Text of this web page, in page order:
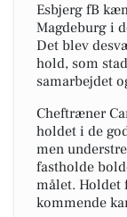
Esbjerg fB
Magdeburg i
Det blev
hold, som
samarbejdet
Cheftræner
holdet i de
men
fastholde
målet. Holdet
kommende